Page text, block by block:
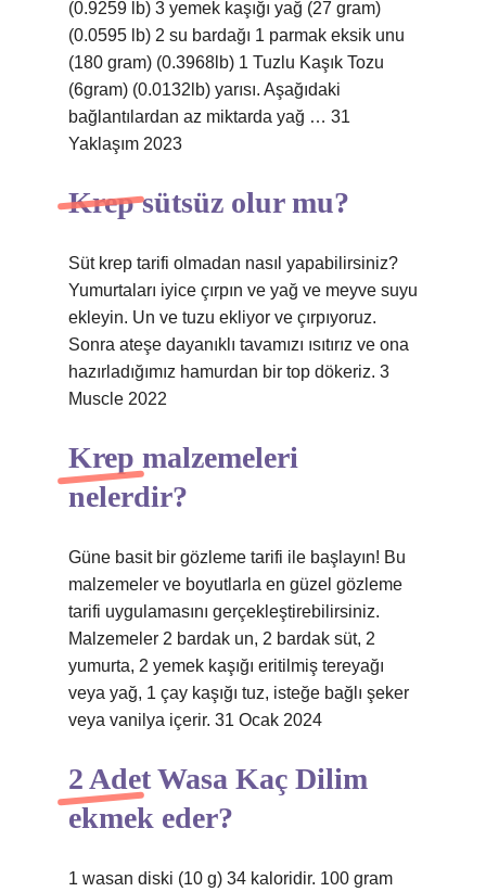
(0.9259 lb) 3 yemek kaşığı yağ (27 gram)
(0.0595 lb) 2 su bardağı 1 parmak eksik unu
(180 gram) (0.3968lb) 1 Tuzlu Kaşık Tozu
(6gram) (0.0132lb) yarısı. Aşağıdaki
bağlantılardan az miktarda yağ … 31
Yaklaşım 2023
Krep sütsüz olur mu?
Süt krep tarifi olmadan nasıl yapabilirsiniz?
Yumurtaları iyice çırpın ve yağ ve meyve suyu
ekleyin. Un ve tuzu ekliyor ve çırpıyoruz.
Sonra ateşe dayanıklı tavamızı ısıtırız ve ona
hazırladığımız hamurdan bir top dökeriz. 3
Muscle 2022
Krep malzemeleri
nelerdir?
Güne basit bir gözleme tarifi ile başlayın! Bu
malzemeler ve boyutlarla en güzel gözleme
tarifi uygulamasını gerçekleştirebilirsiniz.
Malzemeler 2 bardak un, 2 bardak süt, 2
yumurta, 2 yemek kaşığı eritilmiş tereyağı
veya yağ, 1 çay kaşığı tuz, isteğe bağlı şeker
veya vanilya içerir. 31 Ocak 2024
2 Adet Wasa Kaç Dilim
ekmek eder?
1 wasan diski (10 g) 34 kaloridir. 100 gram